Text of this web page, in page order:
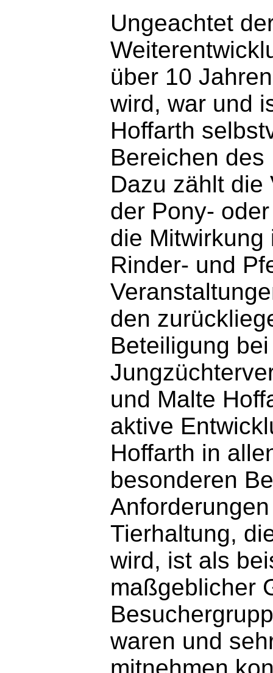
Ungeachtet
über 10
wird, war und
Hoffarth
Bereichen
Dazu zählt die
der Pony-
die Mitwirkung
Rinder- und
den
Beteiligung bei
und Malte
aktive
Hoffarth in
besonderen
Tierhaltung,
wird, ist als
maßgeblicher
waren und
mitnehmen